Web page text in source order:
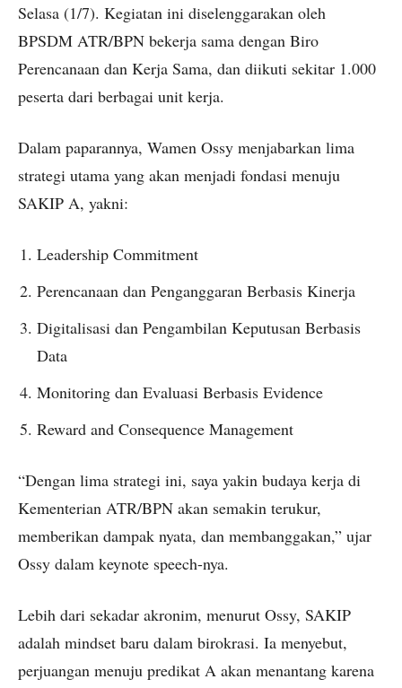
Selasa (1/7). Kegiatan ini diselenggarakan oleh
BPSDM ATR/BPN bekerja sama dengan Biro
Perencanaan dan Kerja Sama, dan diikuti sekitar 1.000
peserta dari berbagai unit kerja.
Dalam paparannya, Wamen Ossy menjabarkan lima
strategi utama yang akan menjadi fondasi menuju
SAKIP A, yakni:
Leadership Commitment
Perencanaan dan Penganggaran Berbasis Kinerja
Digitalisasi dan Pengambilan Keputusan Berbasis
Data
Monitoring dan Evaluasi Berbasis Evidence
Reward and Consequence Management
“Dengan lima strategi ini, saya yakin budaya kerja di
Kementerian ATR/BPN akan semakin terukur,
memberikan dampak nyata, dan membanggakan,” ujar
Ossy dalam keynote speech-nya.
Lebih dari sekadar akronim, menurut Ossy, SAKIP
adalah mindset baru dalam birokrasi. Ia menyebut,
perjuangan menuju predikat A akan menantang karena